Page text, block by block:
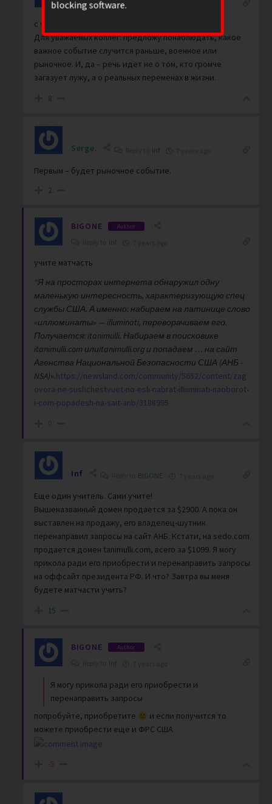
Reply to
с чванливым невежей в спор вступать не стану.
Для уважаемых коллег: предложу понаблюдать, какое
важное событие случится раньше, военное или
рыночное. И, да – речь идет не о том, кто громче
загазует лужу, а о реальных переменах в жизни.
8
Serge. Inf
Первым – будет рыночное событие.
2
BIGONE Author
Inf
учите матчасть
“Я на просторах интернета обнаружил одну
маленькую интересность, характеризующую спец
службы США. А именно: набираем на латинице слово
«иллюминаты» — illuminati, переворачиваем его.
Получается: itanimulli. Набираем в поисковике
itanimulli.com илиitanimulli.org и попадаем … на сайт
Агенства Национальной Безопасности США (АНБ -
NSA)».https://newsland.com/community/5652/content/zag
ovora-ne-sushchestvuet-no-esli-nabrat-illuminati-naoborot-
i-com-popadesh-na-sait-anb/3188995
Inf BIGONE
Еще один учитель. Сами учите!
Вышеназванный домен продается за $2900. А пока он
выставлен на продажу, его владелец-шутник
перенаправил запросы на сайт АНБ. Кстати, на sedo.com
продается домен tanimulli.com, всего за $1099. Я могу
прикола ради его приобрести и перенаправить запросы
на оффсайт президента РФ. И что? Завтра вы меня
будете матчасти учить?
15
BIGONE Author
Inf
Я могу прикола ради его приобрести и
перенаправить запросы
попробуйте, приобретите
и если получится то
можете приобрести еще и ФРС США
-5
blocking software.